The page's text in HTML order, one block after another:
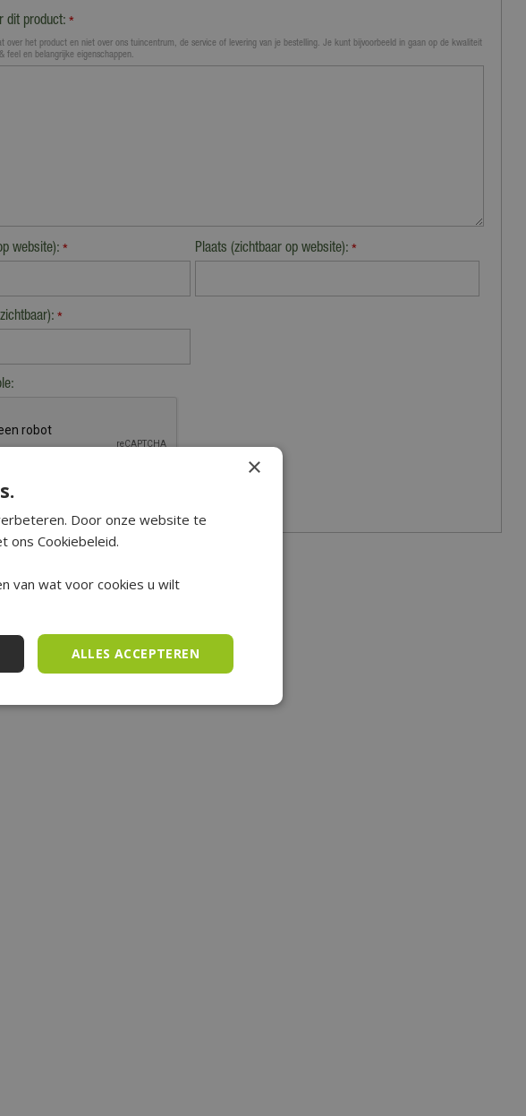
dit product: *
over het product en niet over ons tuincentrum, de service of levering van je bestelling. Je kunt bijvoorbeeld in gaan op de kwaliteit
feel en belangrijke eigenschappen.
website): * Plaats (zichtbaar op website):*
*
×
Door onze website te
ons Cookiebeleid.
van wat voor cookies u wilt
ALLES ACCEPTEREN